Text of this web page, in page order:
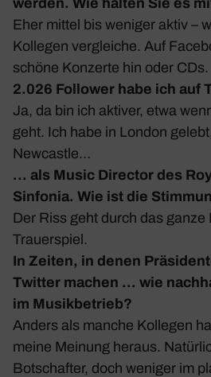
Eher mittel bis weniger aktiv –
Kollegen vergleiche. Auf
schöne Konzerte hin oder CDs.
2.026 Follower habe ich auf
Ja, da bin ich aktiver, etwa
geht. Ich habe in London
Newcastle…
… als Music Director des
Sinfonia. Wie ist die
Der Riss geht durch das ganze
Trau­er­spiel.
In Zeiten, in denen
Twitter machen … wie
im Musik­be­trieb?
Anders als manche Kollegen
meine Meinung heraus.
Botschafter, doch weniger im